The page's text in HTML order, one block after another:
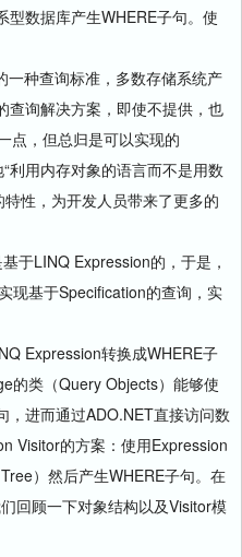
型数据库产生WHERE子句。使
种查询标准，多数存储系统产
查询解决方案，即使不提供，也
点，但总归是可以实现的
用内存对象的语言而不是用数
性，为开发人员带来了更多的
LINQ Expression的，于是，
现基于Specification的查询，实
Expression转换成WHERE子
的类（Query Objects）能够使
，进而通过ADO.NET直接访问数
Visitor的方案：使用Expression
）然后产生WHERE子句。在
回顾一下对象结构以及Visitor模